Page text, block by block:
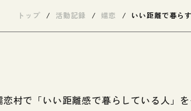
トップ 活動記録 嬬恋 いい距離で暮ら
村で「いい距離感で暮らしている人」